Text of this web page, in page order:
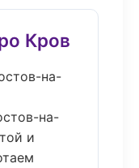
Кров
на-
на-
и